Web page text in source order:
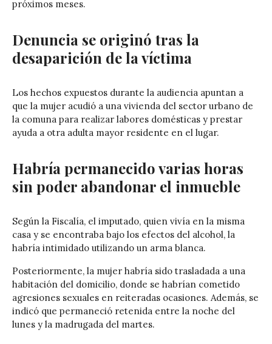
próximos meses.
Denuncia se originó tras la
desaparición de la víctima
Los hechos expuestos durante la audiencia apuntan a
que la mujer acudió a una vivienda del sector urbano de
la comuna para realizar labores domésticas y prestar
ayuda a otra adulta mayor residente en el lugar.
Habría permanecido varias horas
sin poder abandonar el inmueble
Según la Fiscalía, el imputado, quien vivía en la misma
casa y se encontraba bajo los efectos del alcohol, la
habría intimidado utilizando un arma blanca.
Posteriormente, la mujer habría sido trasladada a una
habitación del domicilio, donde se habrían cometido
agresiones sexuales en reiteradas ocasiones. Además, se
indicó que permaneció retenida entre la noche del
lunes y la madrugada del martes.